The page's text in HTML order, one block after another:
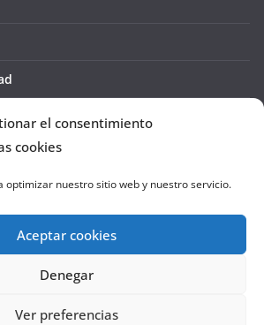
el consentimiento
cookies
optimizar nuestro sitio web y nuestro servicio.
Aceptar cookies
Denegar
Ver preferencias
La Cañada te GUÍA